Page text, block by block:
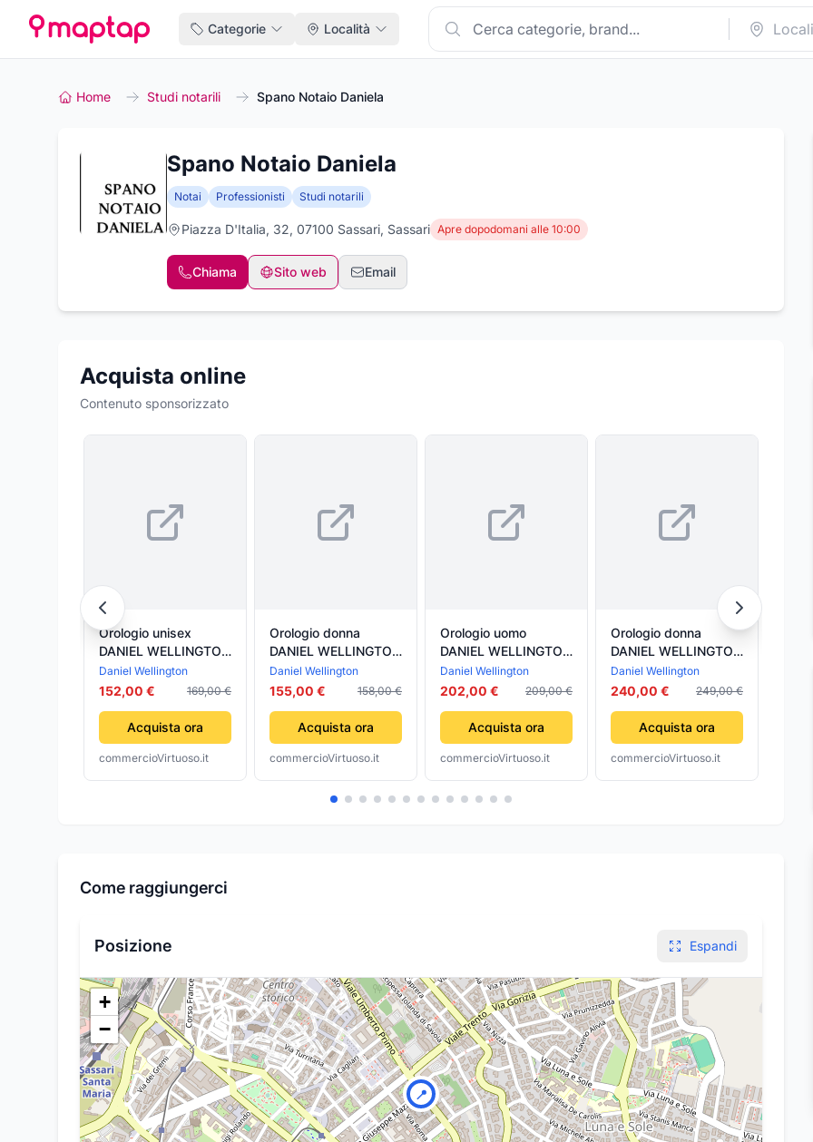
Categorie Località
Home Studi notarili Spano Notaio Daniela
Spano Notaio Daniela
Notai Professionisti Studi notarili
Piazza D'Italia, 32, 07100 Sassari, Sassari Apre dopodomani alle 10:00
Chiama Sito web Email
Acquista online
Contenuto sponsorizzato
Orologio unisex
DANIEL WELLINGTON
DW00100139
Daniel Wellington
152,00 € 169,00 €
Acquista ora
commercioVirtuoso.it
Orologio donna
DANIEL WELLINGTON
DW00590015
Daniel Wellington
155,00 € 158,00 €
Acquista ora
commercioVirtuoso.it
Orologio uomo
DANIEL WELLINGTON
DW00100420
Daniel Wellington
202,00 € 209,00 €
Acquista ora
commercioVirtuoso.it
Orologio donna
DANIEL WELLINGTON
DW00100359
Daniel Wellington
240,00 € 249,00 €
Acquista ora
commercioVirtuoso.it
Come raggiungerci
Posizione Espandi
📍
+
−